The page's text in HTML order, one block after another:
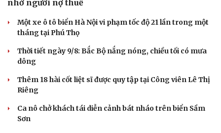
nhở người nợ thuế
Một xe ô tô biển Hà Nội vi phạm tốc độ 21 lần trong một
tháng tại Phú Thọ
Thời tiết ngày 9/8: Bắc Bộ nắng nóng, chiều tối có mưa
dông
Thêm 18 hài cốt liệt sĩ được quy tập tại Công viên Lê Thị
Riêng
Ca nô chở khách tái diễn cảnh bát nháo trên biển Sầm
Sơn